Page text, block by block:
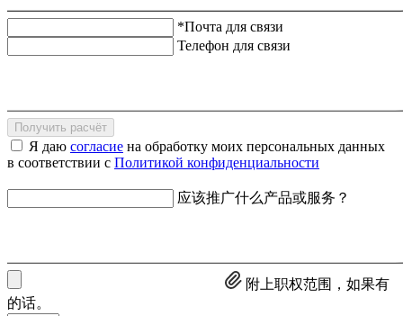
*Почта для связи
Телефон для связи
Получить расчёт
Я даю согласие на обработку моих персональных данных
в соответствии с Политикой конфиденциальности
应该推广什么产品或服务？
附上职权范围，如果有
的话。